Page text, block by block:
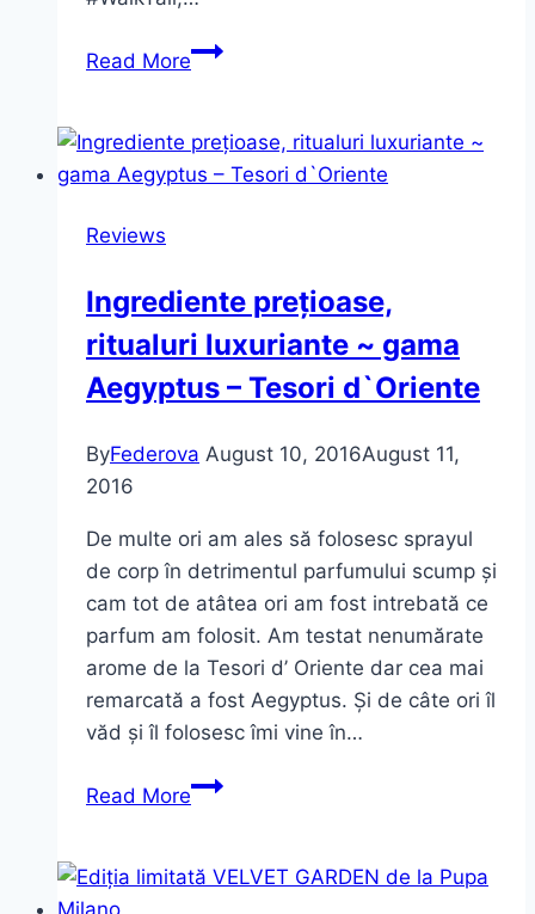
Read MoreCampania
elmiplant
Reviews
Ingrediente prețioase,
ritualuri luxuriante ~ gama
Aegyptus – Tesori d`Oriente
ByFederova August 10, 2016August 11,
2016
De multe ori am ales să folosesc sprayul
de corp în detrimentul parfumului scump și
cam tot de atâtea ori am fost intrebată ce
parfum am folosit. Am testat nenumărate
arome de la Tesori d’ Oriente dar cea mai
remarcată a fost Aegyptus. Și de câte ori îl
văd și îl folosesc îmi vine în…
Read MoreIngrediente
luxuriante